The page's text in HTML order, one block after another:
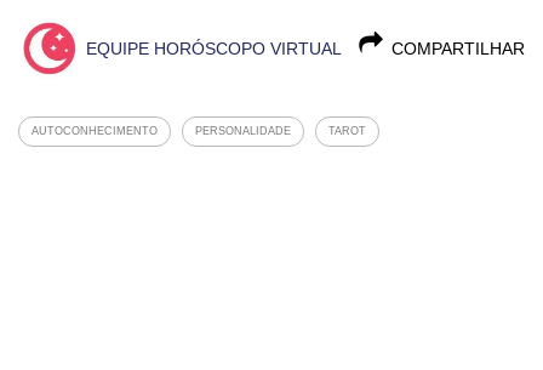
COMPARTILHAR
EQUIPE HORÓSCOPO VIRTUAL
AUTOCONHECIMENTO PERSONALIDADE TAROT